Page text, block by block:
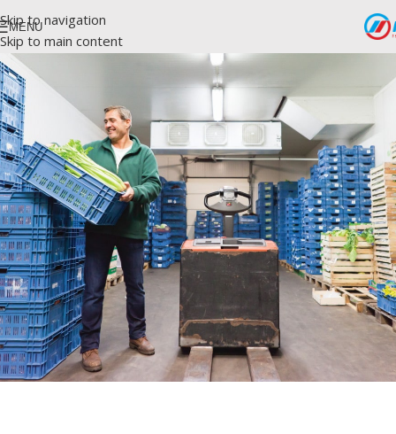
Skip to navigation
Skip to main content
MENU